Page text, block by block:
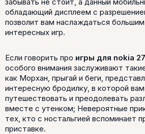
обладающий дисплеем с
позволит вам наслаждаться
интересных игр.
Если говорить про игры для nokia
особого внимания заслуживают
как Морхан, прыгай и беги,
интересную бродилку, в которой
путешествовать и преодолевать
вместе с утенком; Невероятные
тех, кто с ностальгией вспоминает
приставке.